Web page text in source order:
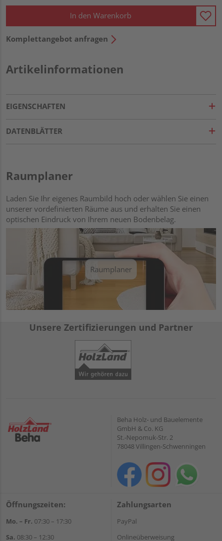
In den Warenkorb
Komplettangebot anfragen
Artikelinformationen
EIGENSCHAFTEN
DATENBLÄTTER
Raumplaner
Laden Sie Ihr eigenes Raumbild hoch oder wählen Sie einen
unserer vordefinierten Räume aus und erhalten Sie einen
optischen Eindruck von Ihrem neuen Bodenbelag.
Raumplaner
Unsere Zertifizierungen und Partner
Beha Holz- und Bauelemente
GmbH & Co. KG
St.-Nepomuk-Str. 2
78048 Villingen-Schwenningen
Öffnungszeiten:
Mo. – Fr. 07:30 – 17:30
Sa. 08:30 – 12:30
Zahlungsarten
PayPal
Onlineüberweisung